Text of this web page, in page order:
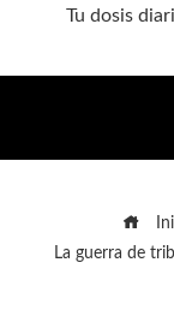
Tu dosis
La guerra de